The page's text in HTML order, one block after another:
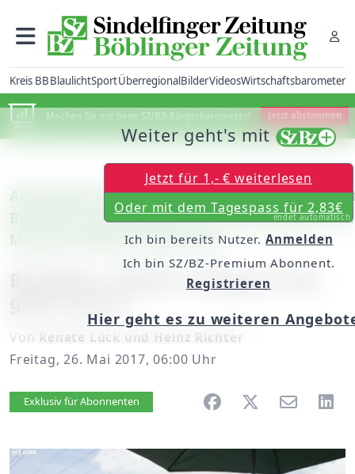
Kreis BBBlaulichtSportÜberregionalBilderVideosWirtschaftsbarometer
Machen Sie mit beim SZ/BZ-Bürgerbarometer! Jetzt abstimmen
Althengstett/Aidlingen/Darmsheim/
Bei einer Feschtles-Tour am Vatertag trifft
Menge fröhlicher Menschen
Bockbier, Paella und ganz viel
Von Renate Lück und Heinz Richter
Freitag, 26. Mai 2017, 06:00 Uhr
Artikel vorlesen
Exklusiv für Abonnenten
Weiter geht's mit
Jetzt für 1,- € weiterlesen
Oder mit dem Tagespass für 2,83€
endet automatisch
Ich bin bereits Nutzer.Anmelden
Ich bin SZ/BZ-Premium Abonnent.
Registrieren
Hier geht es zu weiteren